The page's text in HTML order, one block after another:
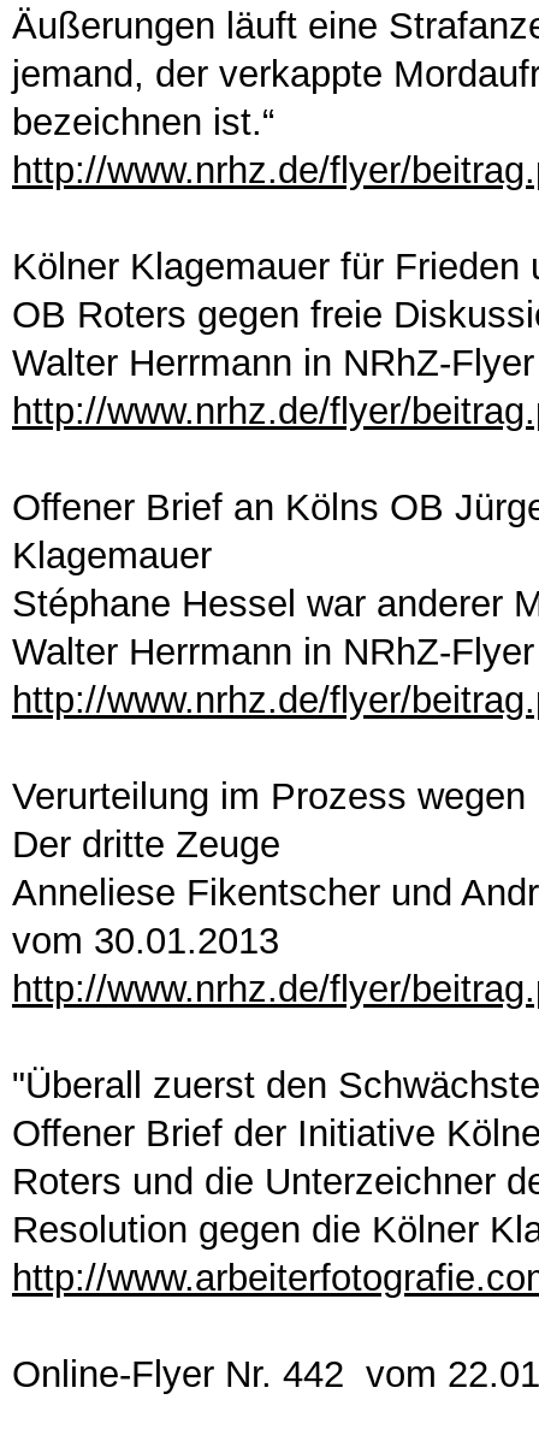
Äußerungen läuft eine
jemand, der verkappte
bezeichnen ist.“
http://www.nrhz.de/flyer/
Kölner Klagemauer für Frieden
OB Roters gegen freie
Walter Herrmann in NRhZ-
http://www.nrhz.de/flyer/
Offener Brief an Kölns OB
Klagemauer
Stéphane Hessel war anderer
Walter Herrmann in NRhZ-
http://www.nrhz.de/flyer/
Verurteilung im Prozess
Der dritte Zeuge
Anneliese Fikentscher und
vom 30.01.2013
http://www.nrhz.de/flyer/
"Überall zuerst den
Offener Brief der Initiative
Roters und die Unterzeichner
Resolution gegen die Kölner
http://
Online-Flyer Nr. 442 vom